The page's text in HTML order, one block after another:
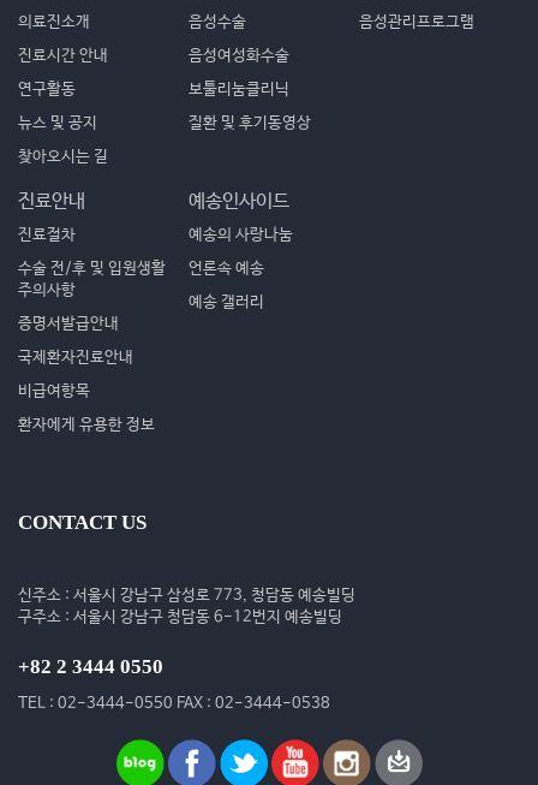
의료진소개
진료시간 안내
연구활동
뉴스 및 공지
찾아오시는 길
음성수술
음성여성화수술
보툴리눔클리닉
질환 및 후기동영상
음성관리프로그램
진료안내
진료절차
수술 전/후 및 입원생활
주의사항
증명서발급안내
국제환자진료안내
비급여항목
환자에게 유용한 정보
예송인사이드
예송의 사랑나눔
언론속 예송
예송 갤러리
CONTACT US
신주소 : 서울시 강남구 삼성로 773, 청담동 예송빌딩
구주소 : 서울시 강남구 청담동 6-12번지 예송빌딩
+82 2 3444 0550
TEL : 02-3444-0550 FAX : 02-3444-0538